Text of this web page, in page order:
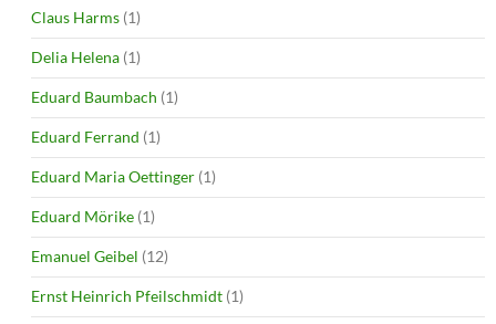
Claus Harms (1)
Delia Helena (1)
Eduard Baumbach (1)
Eduard Ferrand (1)
Eduard Maria Oettinger (1)
Eduard Mörike (1)
Emanuel Geibel (12)
Ernst Heinrich Pfeilschmidt (1)